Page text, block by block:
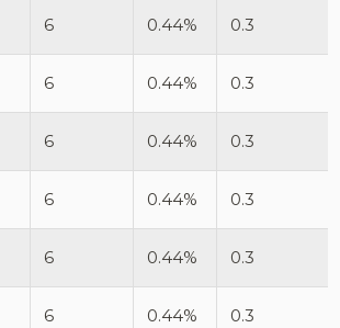
6 0.44% 0.3
6 0.44% 0.3
6 0.44% 0.3
6 0.44% 0.3
6 0.44% 0.3
6 0.44% 0.3